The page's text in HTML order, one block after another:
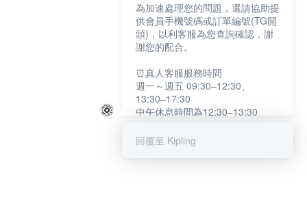
為加速處理您的問題，還請協助提
供會員手機號碼或訂單編號(TG開
頭)，以利客服為您查詢確認，謝
謝您的配合。
⏰真人客服服務時間
週一～週五 09:30–12:30、
13:30–17:30
中午休息時間為12:30–13:30
提醒您：系統會自動已讀訊息，如
回覆至 Kipling